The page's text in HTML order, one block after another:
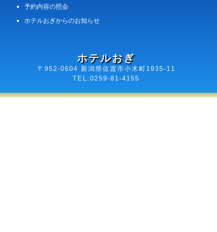
ホテルおぎ
〒952-0604 新潟県佐渡市小木町1935-11
TEL: 0259-81-4155
予約内容の照会
ホテルおぎからのお知らせ